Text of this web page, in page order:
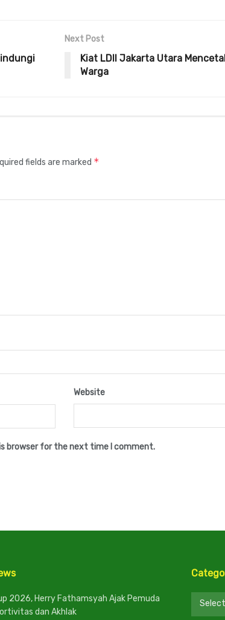
Next Post
Kiat LDII Jakarta Utara
Warga
fields are marked *
Website
browser for the next time I comment.
2026, Herry Fathamsyah Ajak Pemuda
dan Akhlak
Category